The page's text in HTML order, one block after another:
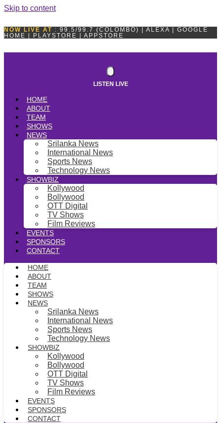
Skip to content
NOW LIVE AT : 99.5/99.7 (COLOMBO) | ALEXA | GOOGLE
HOME | PLAYSTORE | APPSTORE
LISTEN LIVE
HOME
ABOUT
TEAM
SHOWS
NEWS
Srilanka News
International News
Sports News
Technology News
SHOWBIZ
Kollywood
Bollywood
OTT Digital
TV Shows
Film Reviews
EVENTS
SPONSORS
CONTACT
HOME
ABOUT
TEAM
SHOWS
NEWS
Srilanka News
International News
Sports News
Technology News
SHOWBIZ
Kollywood
Bollywood
OTT Digital
TV Shows
Film Reviews
EVENTS
SPONSORS
CONTACT